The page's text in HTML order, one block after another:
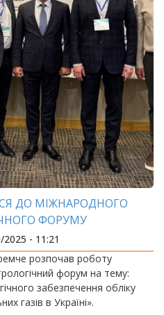
ДО МІЖНАРОДНОГО
ФОРУМУ
- 11:21
розпочав роботу
форум на тему:
забезпечення обліку
газів в Україні».